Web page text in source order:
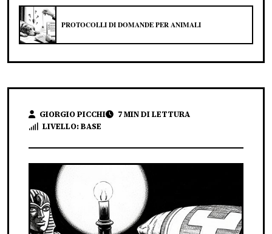
PROTOCOLLI DI DOMANDE PER ANIMALI
GIORGIO PICCHI
7 MIN DI LETTURA
LIVELLO: BASE